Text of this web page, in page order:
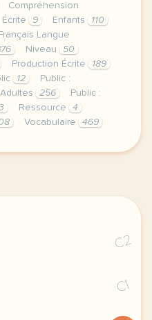
Compréhension
Écrite 9 Enfants
110
Français Langue
Niveau
50
Production Écrite
189
12
Public :
256
Public :
Ressource
4
Vocabulaire 469
de grammaire contenu
C2
C1